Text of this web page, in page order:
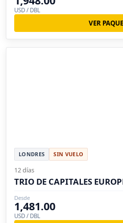
USD / DBL
VER
LONDRES SIN VUELO
12 días
TRIO DE CAPITALES
Desde
1,481.00
USD / DBL